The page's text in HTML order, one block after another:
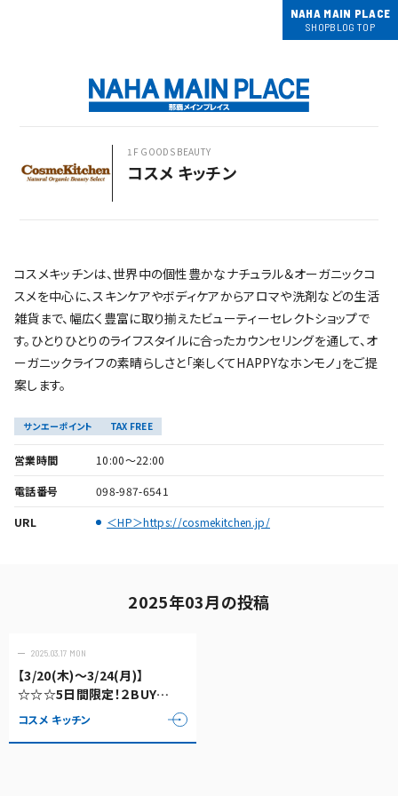
NAHA MAIN PLACE
SHOPBLOG TOP
1F GOODS BEAUTY
コスメ キッチン
コスメキッチンは、世界中の個性豊かなナチュラル＆オーガニックコ
スメを中心に、スキンケアやボディケアからアロマや洗剤などの生活
雑貨まで、幅広く豊富に取り揃えたビューティーセレクトショップで
す。ひとりひとりのライフスタイルに合ったカウンセリングを通して、オ
ーガニックライフの素晴らしさと「楽しくてHAPPYなホンモノ」をご提
案します。
サンエーポイント TAX FREE
営業時間 10:00～22:00
電話番号 098-987-6541
URL ＜HP＞https://cosmekitchen.jp/
2025年03月の投稿
2025.03.17 MON
【3/20(木)～3/24(月)】
☆☆☆5日間限定！２BUY
more 10%OFFセール開催
☆☆☆
コスメ キッチン